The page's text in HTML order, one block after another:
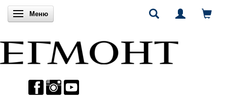
Включи навигацията
Меню